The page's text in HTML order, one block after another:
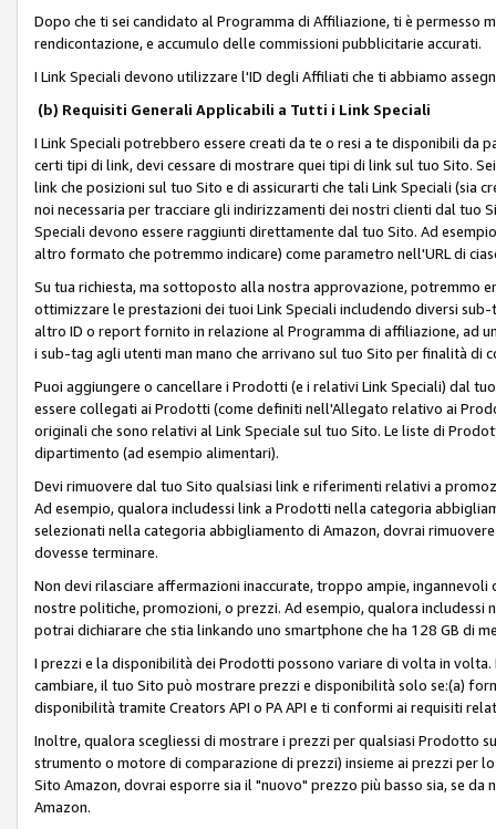
Dopo che ti sei candidato al Programma di Affiliazione, ti è permesso
rendicontazione, e accumulo delle commissioni pubblicitarie accurati.
I Link Speciali devono utilizzare l'ID degli Affiliati che ti abbiamo
(b) Requisiti Generali Applicabili a Tutti i Link Speciali
I Link Speciali potrebbero essere creati da te o resi a te disponibili
certi tipi di link, devi cessare di mostrare quei tipi di link sul tuo Sito.
link che posizioni sul tuo Sito e di assicurarti che tali Link Speciali
noi necessaria per tracciare gli indirizzamenti dei nostri clienti dal tuo
Speciali devono essere raggiunti direttamente dal tuo Sito. Ad
altro formato che potremmo indicare) come parametro nell'URL di
Su tua richiesta, ma sottoposto alla nostra approvazione,
ottimizzare le prestazioni dei tuoi Link Speciali includendo diversi sub-
altro ID o report fornito in relazione al Programma di affiliazione, ad
i sub-tag agli utenti man mano che arrivano sul tuo Sito per finalità
Puoi aggiungere o cancellare i Prodotti (e i relativi Link Speciali) dal
essere collegati ai Prodotti (come definiti nell'Allegato relativo ai
originali che sono relativi al Link Speciale sul tuo Sito. Le liste di
dipartimento (ad esempio alimentari).
Devi rimuovere dal tuo Sito qualsiasi link e riferimenti relativi a
Ad esempio, qualora includessi link a Prodotti nella categoria
selezionati nella categoria abbigliamento di Amazon, dovrai
dovesse terminare.
Non devi rilasciare affermazioni inaccurate, troppo ampie,
nostre politiche, promozioni, o prezzi. Ad esempio, qualora includessi
potrai dichiarare che stia linkando uno smartphone che ha 128 GB di
I prezzi e la disponibilità dei Prodotti possono variare di volta in
cambiare, il tuo Sito può mostrare prezzi e disponibilità solo se:(a)
disponibilità tramite Creators API o PA API e ti conformi ai requisiti
Inoltre, qualora scegliessi di mostrare i prezzi per qualsiasi Prodotto
strumento o motore di comparazione di prezzi) insieme ai prezzi
Sito Amazon, dovrai esporre sia il "nuovo" prezzo più basso sia, se
Amazon.